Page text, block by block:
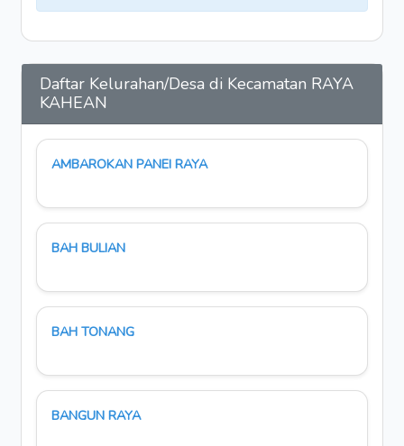
Daftar Kelurahan/Desa di Kecamatan RAYA
KAHEAN
AMBAROKAN PANEI RAYA
BAH BULIAN
BAH TONANG
BANGUN RAYA